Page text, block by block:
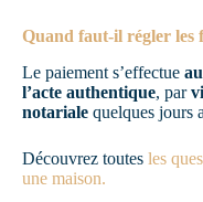
Quand faut-il régler les
Le paiement s’effectue
l’acte authentique, par
notariale quelques jours
Découvrez toutes les
une maison.